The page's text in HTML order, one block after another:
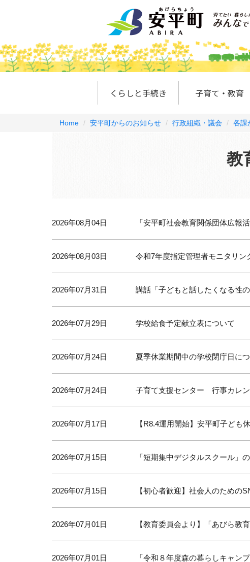
くらしと手続き 子育て・教育
Home 安平町からのお知らせ 行政組織・議会 各課
教
2026年08月04日 「安平町社会教育関係団体広報
2026年08月03日 令和7年度指定管理者モニタリン
2026年07月31日 講話「子どもと話したくなる性
2026年07月29日 学校給食予定献立表について
2026年07月24日 夏季休業期間中の学校閉庁日に
2026年07月24日 子育て支援センター 行事カレン
2026年07月17日 【R8.4運用開始】安平町子ども
2026年07月15日 「短期集中デジタルスクール」
2026年07月15日 【初心者歓迎】社会人のための
2026年07月01日 【教育委員会より】「あびら教
2026年07月01日 「令和８年度森の暮らしキャン